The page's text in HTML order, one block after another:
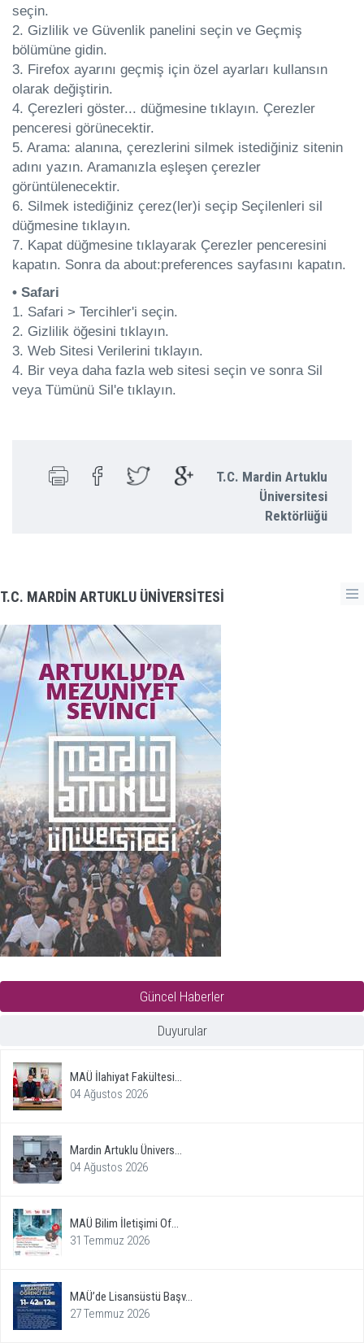
seçin.
2. Gizlilik ve Güvenlik panelini seçin ve Geçmiş
bölümüne gidin.
3. Firefox ayarını geçmiş için özel ayarları kullansın
olarak değiştirin.
4. Çerezleri göster... düğmesine tıklayın. Çerezler
penceresi görünecektir.
5. Arama: alanına, çerezlerini silmek istediğiniz sitenin
adını yazın. Aramanızla eşleşen çerezler
görüntülenecektir.
6. Silmek istediğiniz çerez(ler)i seçip Seçilenleri sil
düğmesine tıklayın.
7. Kapat düğmesine tıklayarak Çerezler penceresini
kapatın. Sonra da about:preferences sayfasını kapatın.
• Safari
1. Safari > Tercihler'i seçin.
2. Gizlilik öğesini tıklayın.
3. Web Sitesi Verilerini tıklayın.
4. Bir veya daha fazla web sitesi seçin ve sonra Sil
veya Tümünü Sil'e tıklayın.
T.C. Mardin Artuklu
Üniversitesi
Rektörlüğü
T.C. MARDİN ARTUKLU ÜNİVERSİTESİ
Güncel Haberler
Duyurular
MAÜ İlahiyat Fakültesi...
04 Ağustos 2026
Mardin Artuklu Ünivers...
04 Ağustos 2026
MAÜ Bilim İletişimi Of...
31 Temmuz 2026
MAÜ’de Lisansüstü Başv...
27 Temmuz 2026